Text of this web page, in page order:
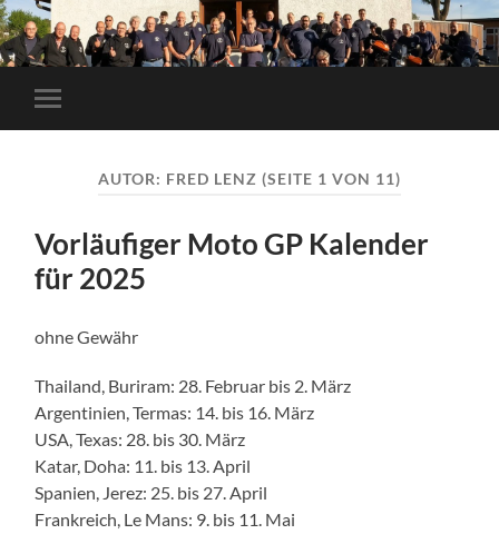
Mobile-
Menü
AUTOR: FRED LENZ (SEITE 1 VON 11)
Vorläufiger Moto GP Kalender
für 2025
ohne Gewähr
Thailand, Buriram: 28. Februar bis 2. März
Argentinien, Termas: 14. bis 16. März
USA, Texas: 28. bis 30. März
Katar, Doha: 11. bis 13. April
Spanien, Jerez: 25. bis 27. April
Frankreich, Le Mans: 9. bis 11. Mai